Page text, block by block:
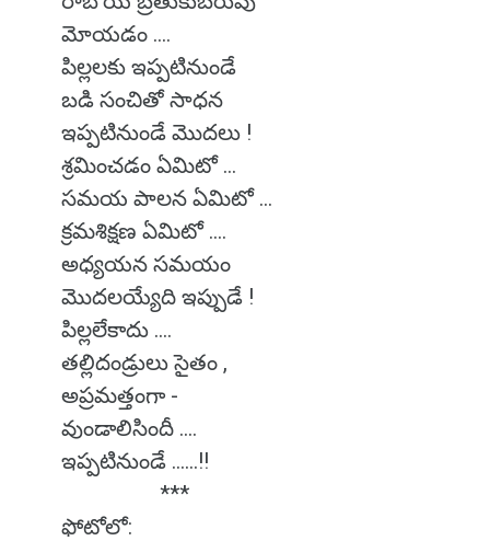
మోయడం ....
పిల్లలకు ఇప్పటినుండే
బడి సంచితో సాధన
ఇప్పటినుండే మొదలు !
శ్రమించడం ఏమిటో ...
సమయ పాలన ఏమిటో ...
క్రమశిక్షణ ఏమిటో ....
అధ్యయన సమయం
మొదలయ్యేది ఇప్పుడే !
పిల్లలేకాదు ....
తల్లిదండ్రులు సైతం ,
అప్రమత్తంగా -
వుండాలిసిందీ ....
ఇప్పటినుండే ......!!
***
ఫోటోలో: